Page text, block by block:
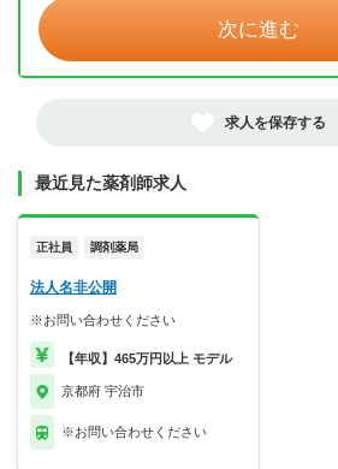
次に進む
求人を保存する
最近見た薬剤師求人
正社員 調剤薬局
法人名非公開
※お問い合わせください
【年収】465万円以上 モデル
京都府 宇治市
※お問い合わせください